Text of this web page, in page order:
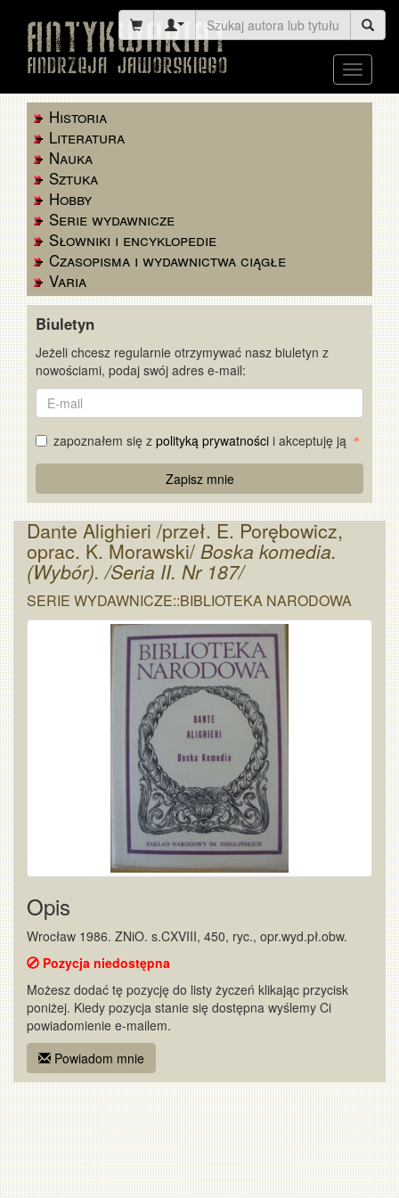
Toggle
Historia
Literatura
Nauka
Sztuka
Hobby
Serie wydawnicze
Słowniki i encyklopedie
Czasopisma i wydawnictwa ciągłe
Varia
Biuletyn
Jeżeli chcesz regularnie otrzymywać nasz biuletyn z
nowościami, podaj swój adres e-mail:
E-
mail
zapoznałem się z polityką prywatności i akceptuję ją
Captcha
Zapisz mnie
Dante Alighieri /przeł. E. Porębowicz,
oprac. K. Morawski/ Boska komedia.
(Wybór). /Seria II. Nr 187/
SERIE WYDAWNICZE::BIBLIOTEKA NARODOWA
Opis
Wrocław 1986. ZNiO. s.CXVIII, 450, ryc., opr.wyd.pł.obw.
Pozycja niedostępna
Możesz dodać tę pozycję do listy życzeń klikając przycisk
poniżej. Kiedy pozycja stanie się dostępna wyślemy Ci
powiadomienie e-mailem.
Powiadom mnie